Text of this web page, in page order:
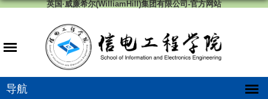
英国·威廉希尔(WilliamHill)集团有限公司-官方网站
导航